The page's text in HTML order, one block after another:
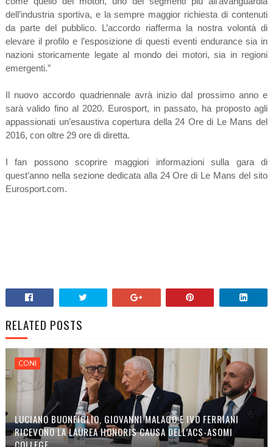
dell’industria sportiva, e la sempre maggior richiesta di contenuti
da parte del pubblico. L’accordo riafferma la nostra volontà di
elevare il profilo e l’esposizione di questi eventi endurance sia in
nazioni storicamente legate al mondo dei motori, sia in regioni
emergenti.”
Il nuovo accordo quadriennale avrà inizio dal prossimo anno e
sarà valido fino al 2020. Eurosport, in passato, ha proposto agli
appassionati un’esaustiva copertura della 24 Ore di Le Mans del
2016, con oltre 29 ore di diretta.
I fan possono scoprire maggiori informazioni sulla gara di
quest’anno nella sezione dedicata alla 24 Ore di Le Mans del sito
Eurosport.com.
RELATED POSTS
CONI
LUCIANO BUONFIGLIO, GIOVANNI MALAGÒ E IVO FERRIANI
RICEVONO LA LAUREA HONORIS CAUSA DELL’ACS-ASOMI